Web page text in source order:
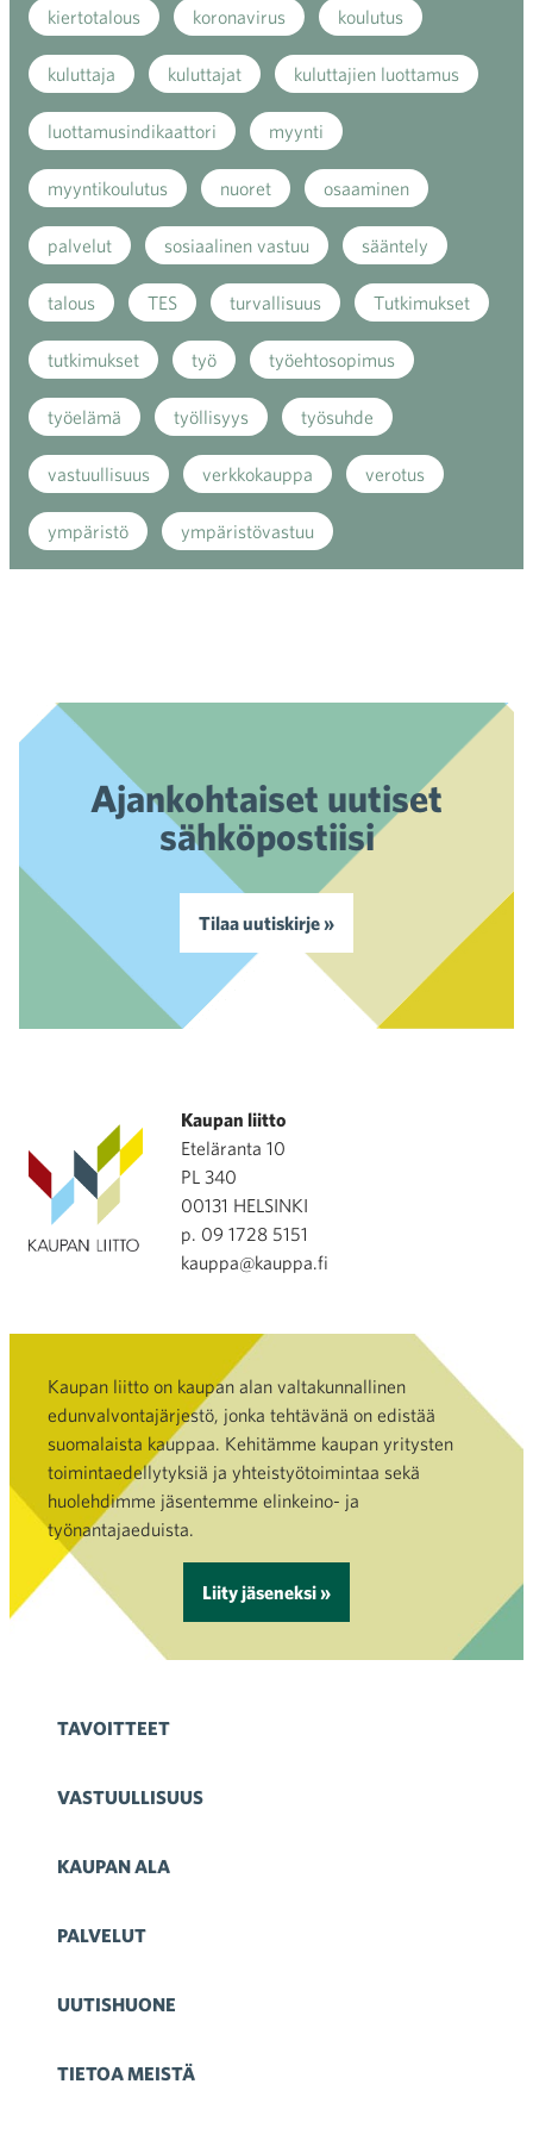
kiertotalous koronavirus koulutus
kuluttaja kuluttajat kuluttajien luottamus
luottamusindikaattori myynti
myyntikoulutus nuoret osaaminen
palvelut sosiaalinen vastuu sääntely
talous TES turvallisuus Tutkimukset
tutkimukset työ työehtosopimus
työelämä työllisyys työsuhde
vastuullisuus verkkokauppa verotus
ympäristö ympäristövastuu
Ajankohtaiset uutiset
sähköpostiisi
Tilaa uutiskirje »
Kaupan liitto
Eteläranta 10
PL 340
00131 HELSINKI
p. 09 1728 5151
kauppa@kauppa.fi
Kaupan liitto on kaupan alan valtakunnallinen
edunvalvontajärjestö, jonka tehtävänä on edistää
suomalaista kauppaa. Kehitämme kaupan yritysten
toimintaedellytyksiä ja yhteistyötoimintaa sekä
huolehdimme jäsentemme elinkeino- ja
työnantajaeduista.
Liity jäseneksi »
TAVOITTEET
VASTUULLISUUS
KAUPAN ALA
PALVELUT
UUTISHUONE
TIETOA MEISTÄ